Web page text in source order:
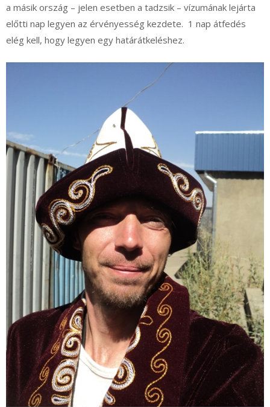
a másik ország – jelen esetben a tadzsik – vízumának lejárta
előtti nap legyen az érvényesség kezdete. 1 nap átfedés
elég kell, hogy legyen egy határátkeléshez.